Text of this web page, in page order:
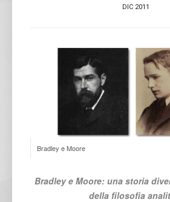
DIC 2011
Bradley e Moore
Bradley e Moore: una storia
della filosofia